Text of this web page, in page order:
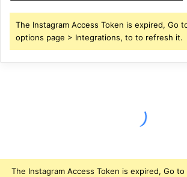
The Instagram Access Token is expired, Go
options page > Integrations, to to refresh it.
The Instagram Access Token is expired, Go to